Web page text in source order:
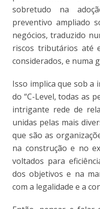
sobretudo na
preventivo ampliado
negócios, traduzido
riscos tributários até
considerados, e numa
Isso implica que sob a
do “C-Level, todas as
intrigante rede de
unidas pelas mais
que são as
na construção e no
voltados para
dos objetivos e na
com a legalidade e a